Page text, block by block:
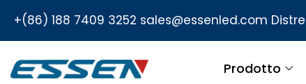
+(86) 188 7409 3252 sales@essenled.com
Prodotto